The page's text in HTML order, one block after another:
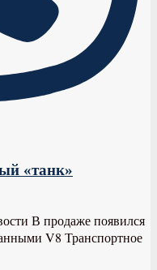
«танк»
В продаже появился
V8 Транспортное